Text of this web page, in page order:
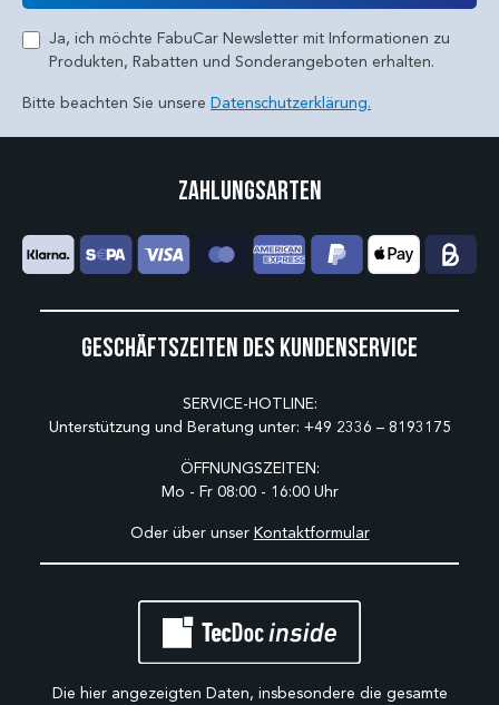
Ja, ich möchte FabuCar Newsletter mit Informationen zu
Produkten, Rabatten und Sonderangeboten erhalten.
Bitte beachten Sie unsere Datenschutzerklärung.
Geschäftszeiten des Kundenservice
SERVICE-HOTLINE:
Unterstützung und Beratung unter: +49 2336 – 8193175
ÖFFNUNGSZEITEN:
Mo - Fr 08:00 - 16:00 Uhr
Oder über unser Kontaktformular
Zahlungsarten
Die hier angezeigten Daten, insbesondere die gesamte